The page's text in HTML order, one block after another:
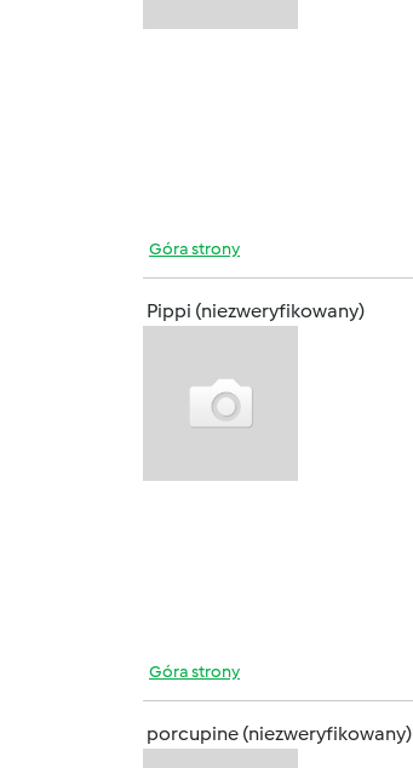
Góra strony
Pippi (niezweryfikowany)
Góra strony
porcupine (niezweryfikowany)